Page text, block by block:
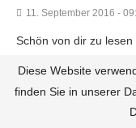
11. September 2016 -
Schön von dir zu
Diese Website
finden Sie in unserer